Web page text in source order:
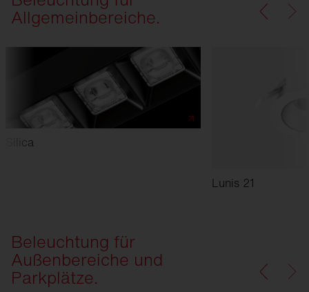
Allgemeinbereiche.
Silica
Lunis 21
Beleuchtung für
Außenbereiche und
Parkplätze.